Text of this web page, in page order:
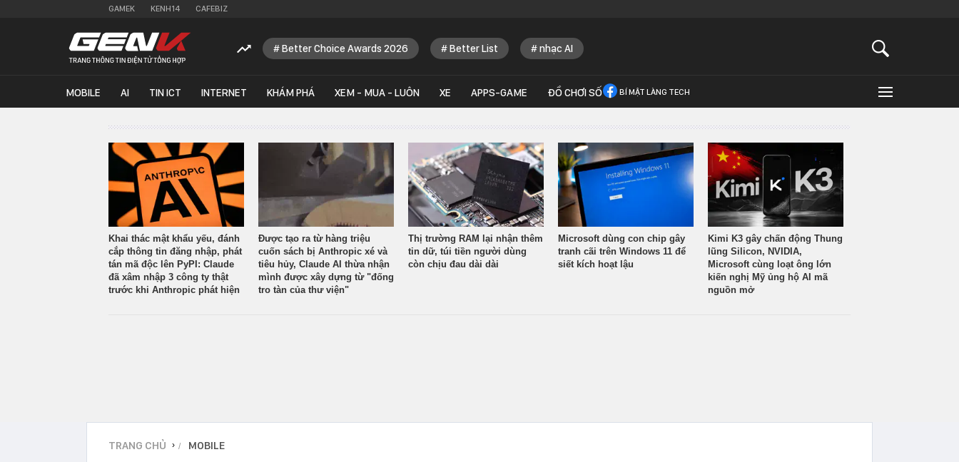
GAMEK KENH14 CAFEBIZ
Better Choice Awards 2026 Better List nhạc AI
MOBILE AI TIN ICT INTERNET KHÁM PHÁ XEM - MUA - LUÔN XE APPS-GAME ĐỒ CHƠI SỐ BÍ MẬT LÀNG TECH
Khai thác mật khẩu yếu, đánh
cắp thông tin đăng nhập, phát
tán mã độc lên PyPI: Claude
đã xâm nhập 3 công ty thật
trước khi Anthropic phát hiện
Được tạo ra từ hàng triệu
cuốn sách bị Anthropic xé và
tiêu hủy, Claude AI thừa nhận
mình được xây dựng từ "đống
tro tàn của thư viện"
Thị trường RAM lại nhận thêm
tin dữ, túi tiền người dùng
còn chịu đau dài dài
Microsoft dùng con chip gây
tranh cãi trên Windows 11 để
siết kích hoạt lậu
Kimi K3 gây chấn động Thung
lũng Silicon, NVIDIA,
Microsoft cùng loạt ông lớn
kiến nghị Mỹ ủng hộ AI mã
nguồn mở
TRANG CHỦ › MOBILE